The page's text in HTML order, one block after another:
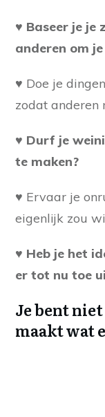
♥ Baseer je je
anderen om je
♥ Doe je
zodat anderen
♥ Durf je
te maken?
♥ Ervaar je
eigenlijk zou
♥ Heb je het
er tot nu toe
Je bent
maakt wat